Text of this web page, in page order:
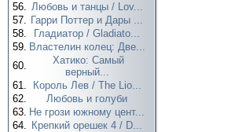
56. Любовь и танцы / Lov...
57. Гарри Поттер и Дары ...
58.
Гладиатор / Gladiato...
59. Властелин колец: Две...
60.
Хатико: Самый
верный...
61.
Король Лев / The Lio...
62.
Любовь и голуби
63. Не грози южному цент...
64. Крепкий орешек 4 / D...